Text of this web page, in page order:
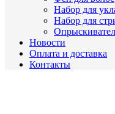
Набор для
Набор для
Новости
Оплата и доставка
Контакты